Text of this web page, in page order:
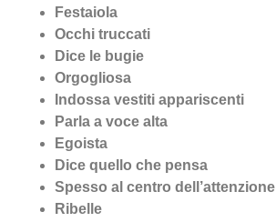
Festaiola
Occhi truccati
Dice le bugie
Orgogliosa
Indossa vestiti appariscenti
Parla a voce alta
Egoista
Dice quello che pensa
Spesso al centro dell’attenzione
Ribelle